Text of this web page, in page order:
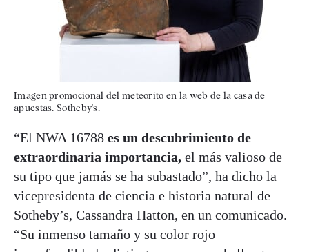
Imagen promocional del meteorito en la web de la casa de
apuestas. Sotheby's.
“El NWA 16788 es un descubrimiento de
extraordinaria importancia, el más valioso de
su tipo que jamás se ha subastado”, ha dicho la
vicepresidenta de ciencia e historia natural de
Sotheby’s, Cassandra Hatton, en un comunicado.
“Su inmenso tamaño y su color rojo